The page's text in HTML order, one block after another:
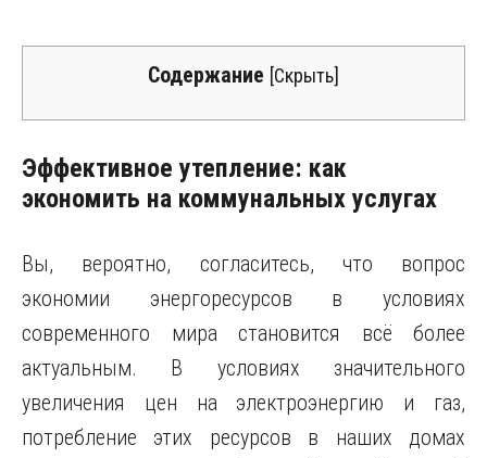
Содержание [Скрыть]
Эффективное утепление: как
экономить на коммунальных услугах
Вы, вероятно, согласитесь, что вопрос
экономии энергоресурсов в условиях
современного мира становится всё более
актуальным. В условиях значительного
увеличения цен на электроэнергию и газ,
потребление этих ресурсов в наших домах